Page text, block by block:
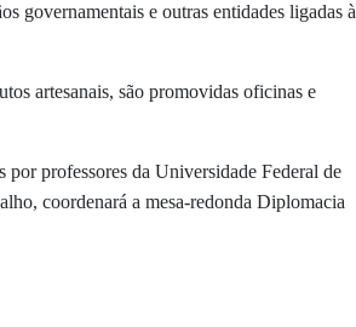
governamentais e outras entidades ligadas à
artesanais, são promovidas oficinas e
por professores da Universidade Federal de
coordenará a mesa-redonda Diplomacia